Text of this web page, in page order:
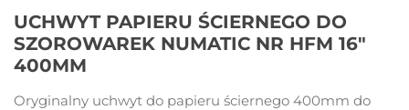
UCHWYT PAPIERU ŚCIERNEGO DO
SZOROWAREK NUMATIC NR HFM 16"
400MM
Oryginalny uchwyt do papieru ściernego 400mm do